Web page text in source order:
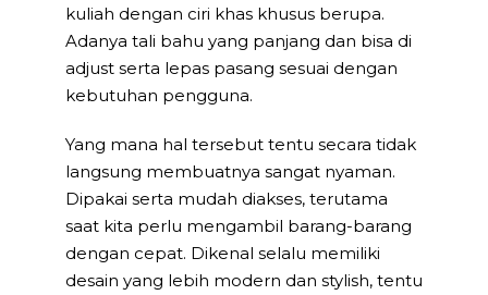
kuliah dengan ciri khas khusus berupa.
Adanya tali bahu yang panjang dan bisa di
adjust serta lepas pasang sesuai dengan
kebutuhan pengguna.
Yang mana hal tersebut tentu secara tidak
langsung membuatnya sangat nyaman.
Dipakai serta mudah diakses, terutama
saat kita perlu mengambil barang-barang
dengan cepat. Dikenal selalu memiliki
desain yang lebih modern dan stylish, tentu